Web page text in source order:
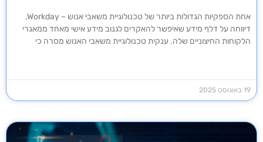
אחת הספקיות הגדולות ביותר של טכנולוגיית משאבי אנוש – Workday,
דיווחה על דלף מידע שאיפשר להאקרים לגנוב מידע אישי מאחד ממאגרי
הלקוחות החיצוניים שלה. ענקית טכנולוגיית משאבי האנוש מסרה כי
19 באוגוסט 2025